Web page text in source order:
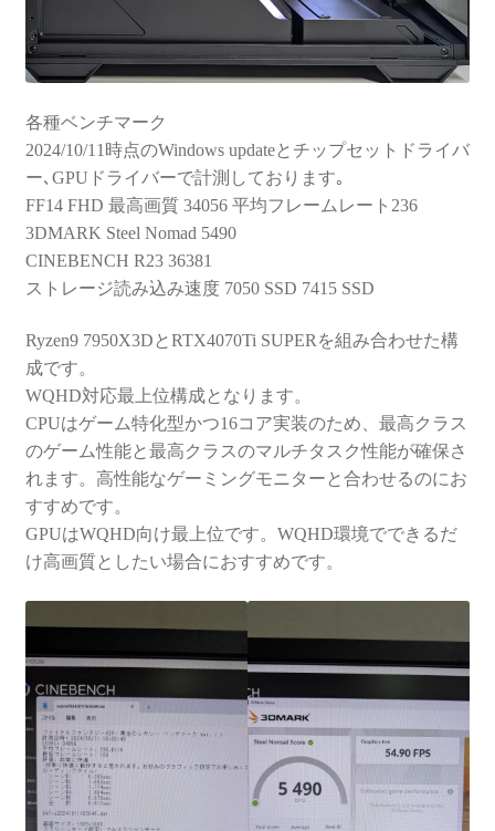
各種ベンチマーク
2024/10/11時点のWindows updateとチップセットドライバ
ー､GPUドライバーで計測しております｡
FF14 FHD 最高画質 34056 平均フレームレート236
3DMARK Steel Nomad 5490
CINEBENCH R23 36381
ストレージ読み込み速度 7050 SSD 7415 SSD
Ryzen9 7950X3DとRTX4070Ti SUPERを組み合わせた構
成です。
WQHD対応最上位構成となります。
CPUはゲーム特化型かつ16コア実装のため、最高クラス
のゲーム性能と最高クラスのマルチタスク性能が確保さ
れます。高性能なゲーミングモニターと合わせるのにお
すすめです。
GPUはWQHD向け最上位です。WQHD環境でできるだ
け高画質としたい場合におすすめです。